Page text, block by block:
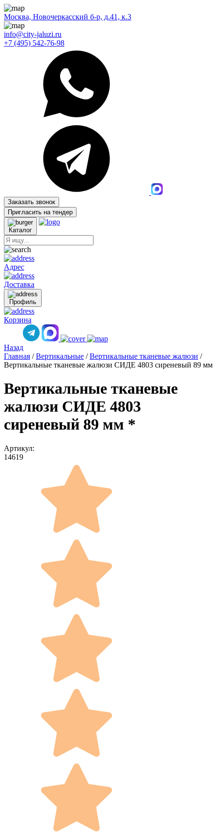
Москва, Новочеркасский б-р, д.41, к.3
info@city-jaluzi.ru
+7 (495) 542-76-98
Заказать звонок
Пригласить на тендер
Каталог
Адрес
Доставка
Профиль
Корзина
Назад
Главная / Вертикальные / Вертикальные тканевые жалюзи /
Вертикальные тканевые жалюзи СИДЕ 4803 сиреневый 89 мм
Вертикальные тканевые
жалюзи СИДЕ 4803
сиреневый 89 мм *
Артикул:
14619